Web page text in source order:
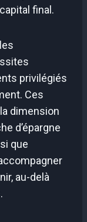
final.
privilégiés
Ces
dimension
d’épargne
que
au-delà